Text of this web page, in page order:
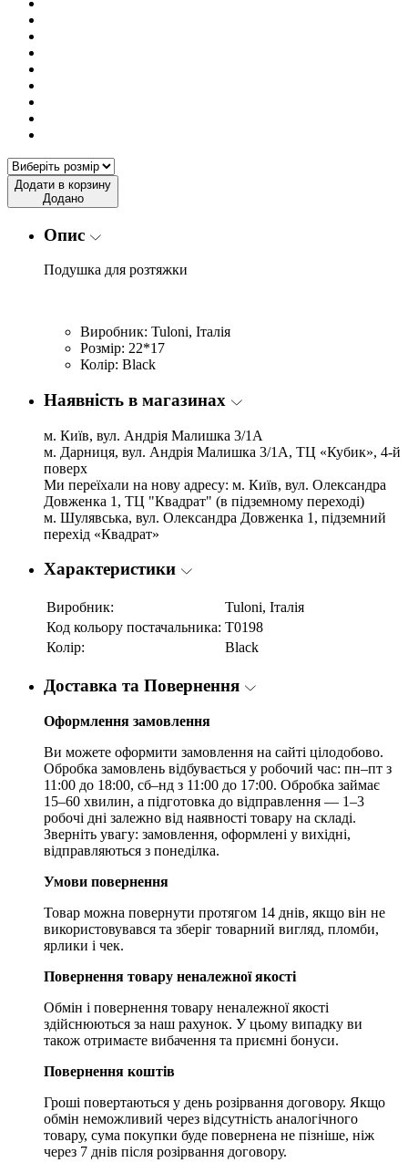
Додати в корзину
Додано
Опис
Подушка для розтяжки
Виробник: Tuloni, Італія
Розмір: 22*17
Колір: Black
Наявність в магазинах
м. Київ, вул. Андрія Малишка 3/1А
м. Дарниця, вул. Андрія Малишка 3/1А, ТЦ «Кубик», 4-й
поверх
Ми переїхали на нову адресу: м. Київ, вул. Олександра
Довженка 1, ТЦ "Квадрат" (в підземному переході)
м. Шулявська, вул. Олександра Довженка 1, підземний
перехід «Квадрат»
Характеристики
Виробник:
Tuloni, Італія
Код кольору постачальника: T0198
Колір:
Black
Доставка та Повернення
Оформлення замовлення
Ви можете оформити замовлення на сайті цілодобово.
Обробка замовлень відбувається у робочий час: пн–пт з
11:00 до 18:00, сб–нд з 11:00 до 17:00. Обробка займає
15–60 хвилин, а підготовка до відправлення — 1–3
робочі дні залежно від наявності товару на складі.
Зверніть увагу: замовлення, оформлені у вихідні,
відправляються з понеділка.
Умови повернення
Товар можна повернути протягом 14 днів, якщо він не
використовувався та зберіг товарний вигляд, пломби,
ярлики і чек.
Повернення товару неналежної якості
Обмін і повернення товару неналежної якості
здійснюються за наш рахунок. У цьому випадку ви
також отримаєте вибачення та приємні бонуси.
Повернення коштів
Гроші повертаються у день розірвання договору. Якщо
обмін неможливий через відсутність аналогічного
товару, сума покупки буде повернена не пізніше, ніж
через 7 днів після розірвання договору.